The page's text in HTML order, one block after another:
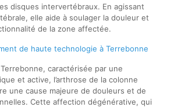
disques intervertébraux. En agissant
elle aide à soulager la douleur et
de la zone affectée.
de haute technologie à Terrebonne
caractérisée par une
et active, l’arthrose de la colonne
une cause majeure de douleurs et de
Cette affection dégénérative, qui